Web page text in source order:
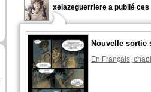
xelazeguerriere a publié ces
Nouvelle sortie
En Français,